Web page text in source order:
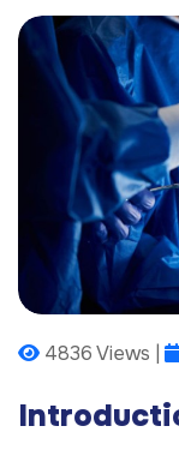
4836 Views |